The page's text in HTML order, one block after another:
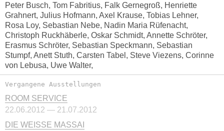
Peter Busch, Tom Fabritius, Falk Gernegroß, Henriette
Grahnert, Julius Hofmann, Axel Krause, Tobias Lehner,
Rosa Loy, Sebastian Nebe, Nadin Maria Rüfenacht,
Christoph Ruckhäberle, Oskar Schmidt, Annette Schröter,
Erasmus Schröter, Sebastian Speckmann, Sebastian
Stumpf, Anett Stuth, Carsten Tabel, Steve Viezens, Corinne
von Lebusa, Uwe Walter,
Vergangene Ausstellungen
ROOM SERVICE
22.06.2012 — 21.07.2012
DIE WEISSE MASSAI